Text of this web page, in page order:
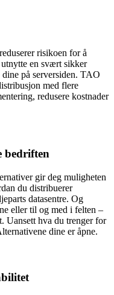
risikoen for å
en svært sikker
på serversiden. TAO
med flere
redusere kostnader
bedriften
gir deg muligheten
du distribuerer
datasentre. Og
eller til og med i felten –
Uansett hva du trenger for
dine er åpne.